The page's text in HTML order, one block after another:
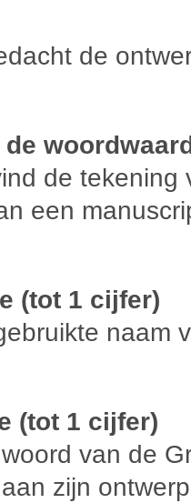
de
de tekening
een
(tot 1 cijfer)
naam
(tot 1 cijfer)
van de
zijn